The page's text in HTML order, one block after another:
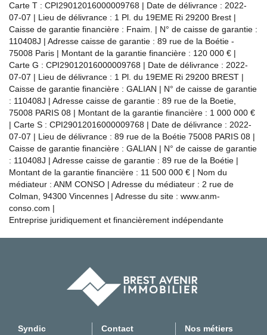
Carte T : CPI29012016000009768 | Date de délivrance : 2022-
07-07 | Lieu de délivrance : 1 Pl. du 19EME Ri 29200 Brest |
Caisse de garantie financière : Fnaim. | N° de caisse de garantie :
110408J | Adresse caisse de garantie : 89 rue de la Boétie -
75008 Paris | Montant de la garantie financière : 120 000 € |
Carte G : CPI29012016000009768 | Date de délivrance : 2022-
07-07 | Lieu de délivrance : 1 Pl. du 19EME Ri 29200 BREST |
Caisse de garantie financière : GALIAN | N° de caisse de garantie
: 110408J | Adresse caisse de garantie : 89 rue de la Boetie,
75008 PARIS 08 | Montant de la garantie financière : 1 000 000 €
| Carte S : CPI29012016000009768 | Date de délivrance : 2022-
07-07 | Lieu de délivrance : 89 rue de la Boétie 75008 PARIS 08 |
Caisse de garantie financière : GALIAN | N° de caisse de garantie
: 110408J | Adresse caisse de garantie : 89 rue de la Boétie |
Montant de la garantie financière : 11 500 000 € | Nom du
médiateur : ANM CONSO | Adresse du médiateur : 2 rue de
Colman, 94300 Vincennes | Adresse du site : www.anm-
conso.com |
Entreprise juridiquement et financièrement indépendante
Syndic
Contact
Nos métiers